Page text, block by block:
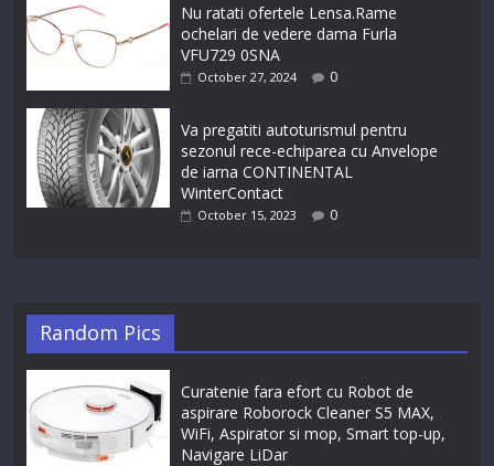
Nu ratati ofertele Lensa.Rame
ochelari de vedere dama Furla
VFU729 0SNA
October 27, 2024 0
Va pregatiti autoturismul pentru
sezonul rece-echiparea cu Anvelope
de iarna CONTINENTAL
WinterContact
October 15, 2023 0
Random Pics
Curatenie fara efort cu Robot de
aspirare Roborock Cleaner S5 MAX,
WiFi, Aspirator si mop, Smart top-up,
Navigare LiDar